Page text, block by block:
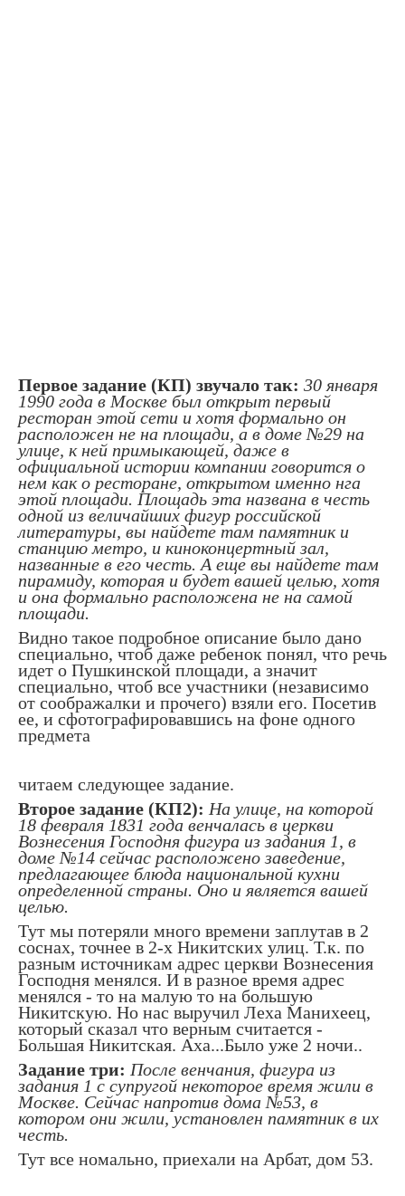
Первое задание (КП) звучало так: 30 января
1990 года в Москве был открыт первый
ресторан этой сети и хотя формально он
расположен не на площади, а в доме №29 на
улице, к ней примыкающей, даже в
официальной истории компании говорится о
нем как о ресторане, открытом именно нга
этой площади. Площадь эта названа в честь
одной из величайших фигур российской
литературы, вы найдете там памятник и
станцию метро, и киноконцертный зал,
названные в его честь. А еще вы найдете там
пирамиду, которая и будет вашей целью, хотя
и она формально расположена не на самой
площади.
Видно такое подробное описание было дано
специально, чтоб даже ребенок понял, что речь
идет о Пушкинской площади, а значит
специально, чтоб все участники (независимо
от соображалки и прочего) взяли его. Посетив
ее, и сфотографировавшись на фоне одного
предмета
читаем следующее задание.
Второе задание (КП2): На улице, на которой
18 февраля 1831 года венчалась в церкви
Вознесения Господня фигура из задания 1, в
доме №14 сейчас расположено заведение,
предлагающее блюда национальной кухни
определенной страны. Оно и является вашей
целью.
Тут мы потеряли много времени заплутав в 2
соснах, точнее в 2-х Никитских улиц. Т.к. по
разным источникам адрес церкви Вознесения
Господня менялся. И в разное время адрес
менялся - то на малую то на большую
Никитскую. Но нас выручил Леха Манихеец,
который сказал что верным считается -
Большая Никитская. Аха...Было уже 2 ночи..
Задание три: После венчания, фигура из
задания 1 с супругой некоторое время жили в
Москве. Сейчас напротив дома №53, в
котором они жили, установлен памятник в их
честь.
Тут все номально, приехали на Арбат, дом 53.